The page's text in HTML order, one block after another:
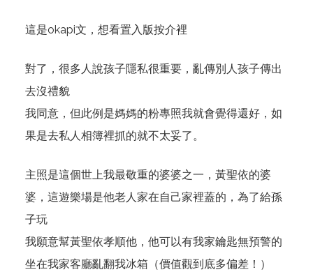
這是okapi文，想看置入版按介裡
對了，很多人說孩子隱私很重要，亂傳別人孩子傳出
去沒禮貌
我同意，但此例是媽媽的粉專照我就會覺得還好，如
果是去私人相簿裡抓的就不太妥了。
主照是這個世上我最敬重的婆婆之一，黃聖依的婆
婆，這遊樂場是他老人家在自己家裡蓋的，為了給孫
子玩
我願意幫黃聖依孝順他，他可以有我家鑰匙無預警的
坐在我家客廳亂翻我冰箱（價值觀到底多偏差！）